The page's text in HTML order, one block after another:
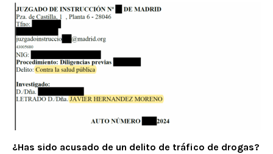
¿Has sido acusado de un delito de tráfico de drogas?